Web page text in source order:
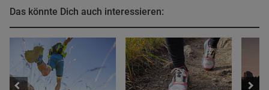
Das könnte Dich auch interessieren: